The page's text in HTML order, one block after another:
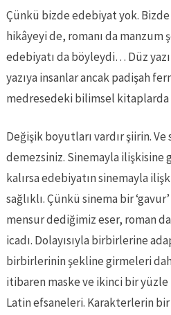
Çünkü bizde edebiyat yok. Bizde
hikâyeyi de, romanı da manzum
edebiyatı da böyleydi… Düz
yazıya insanlar ancak padişah
medresedeki bilimsel kitaplarda
Değişik boyutları vardır şiirin.
demezsiniz. Sinemayla ilişkisine
kalırsa edebiyatın sinemayla
sağlıklı. Çünkü sinema bir
mensur dediğimiz eser, roman
icadı. Dolayısıyla birbirlerine
birbirlerinin şekline girmeleri
itibaren maske ve ikinci bir yüzle
Latin efsaneleri. Karakterlerin